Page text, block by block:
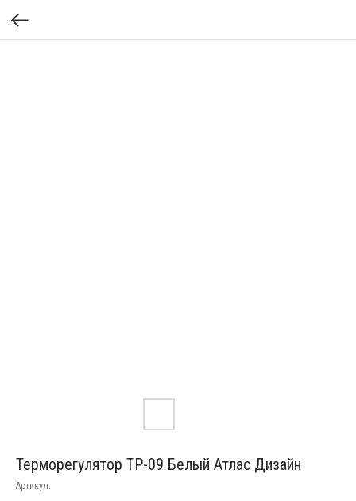
Терморегулятор ТР-09 Белый Атлас Дизайн
Артикул: